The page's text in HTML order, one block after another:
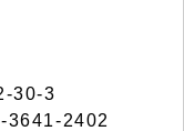
30-3
3641-2402